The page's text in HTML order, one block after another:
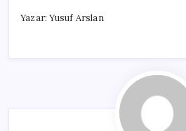
Yazar: Yusuf Arslan